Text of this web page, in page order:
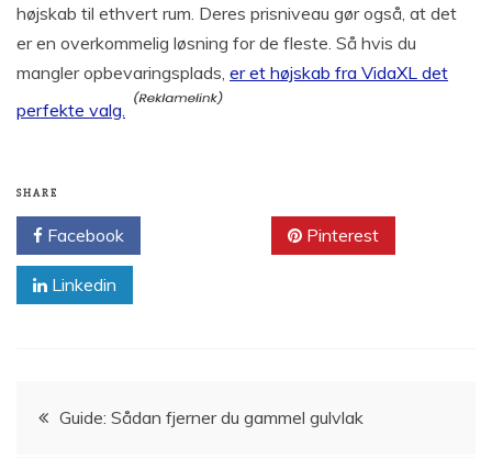
højskab til ethvert rum. Deres prisniveau gør også, at det
er en overkommelig løsning for de fleste. Så hvis du
mangler opbevaringsplads, er et højskab fra VidaXL det
perfekte valg.
SHARE
Facebook Pinterest
Linkedin
Indlægsnavigation
Guide: Sådan fjerner du gammel gulvlak